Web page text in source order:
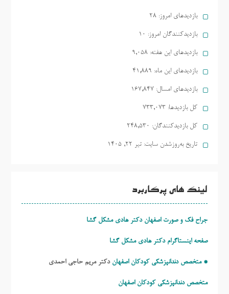
بازدیدهای امروز: 28
بازدیدکنندگان امروز: 10
بازدیدهای این هفته: 9,058
بازدیدهای این ماه: 41,889
بازدیدهای امسال: 167,847
کل بازدیدها: 733,073
کل بازدیدکنند‌گان: 248,530
تاریخ به‌روزشدن سایت: تیر ۲۲, ۱۴۰۵
لینک های پرکاربرد
جراح فک و صورت اصفهان دکتر هادی مشکل گشا
صفحه اینستاگرام دکتر هادی مشکل گشا
* متخصص دندانپزشکی کودکان اصفهان دکتر مریم حاجی احمدی
متخصص دندانپزشکی کودکان اصفهان